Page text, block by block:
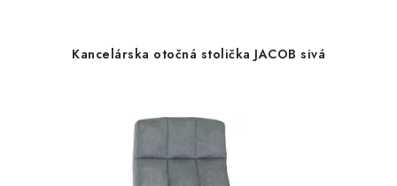
Kancelárska otočná stolička JACOB sivá